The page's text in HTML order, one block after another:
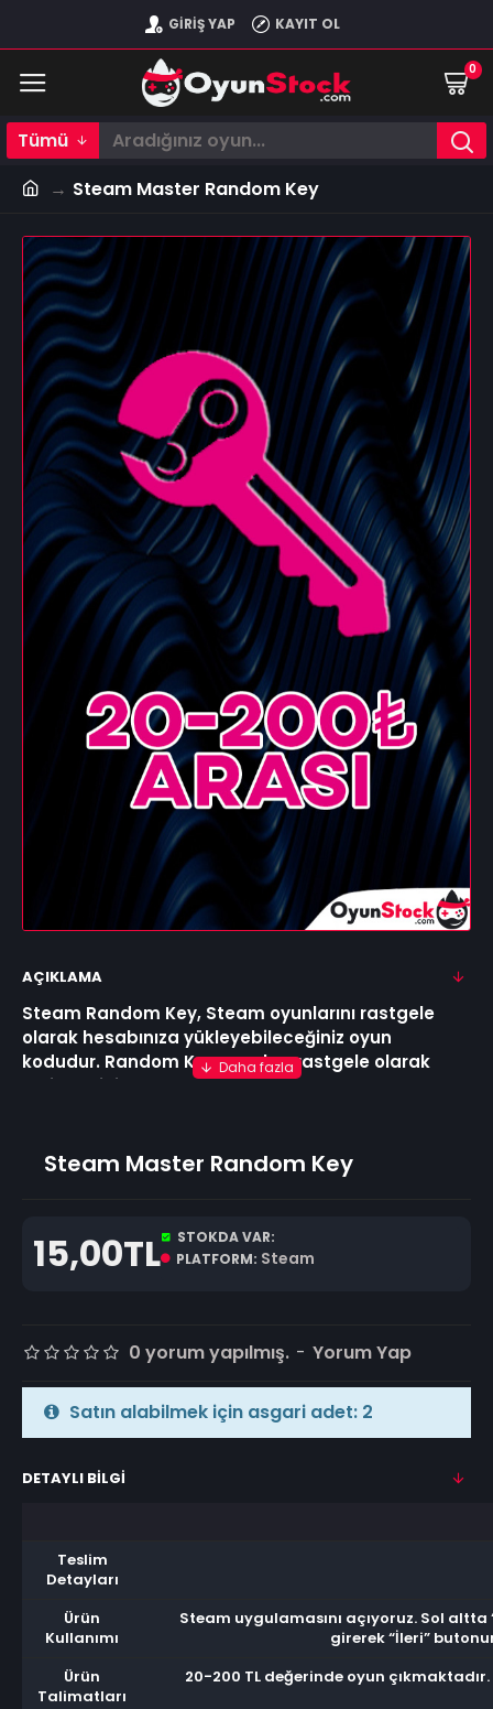
GIRIŞ YAP KAYIT OL
0
Tümü
Steam Master Random Key
AÇIKLAMA
Steam Random Key, Steam oyunlarını rastgele
olarak hesabınıza yükleyebileceğiniz oyun
kodudur. Random Key oyunları rastgele olarak
belirlendiğinden çıkan oyunlar şansa bağlı olarak
Steam Master Random Key
0 yorum yapılmış. - Yorum Yap
15,00TL
STOKDA VAR:
PLATFORM: Steam
Satın alabilmek için asgari adet: 2
DETAYLI BILGI
Teslim
Detayları
Ürün
Kullanımı
Steam uygulamasını açıyoruz. Sol
girerek “İleri”
Ürün
Talimatları
20-200 TL değerinde oyun